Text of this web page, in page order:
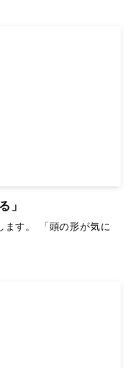
」
ます。 「頭の形が気に